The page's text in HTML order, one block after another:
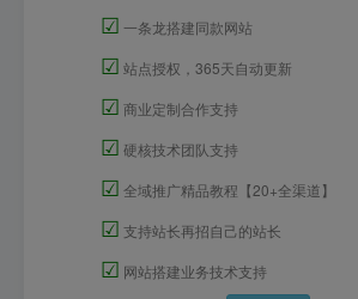
☑ 一条龙搭建同款网站
☑ 站点授权，365天自动更新
☑ 商业定制合作支持
☑ 硬核技术团队支持
☑ 全域推广精品教程【20+全渠道】
☑ 支持站长再招自己的站长
☑ 网站搭建业务技术支持